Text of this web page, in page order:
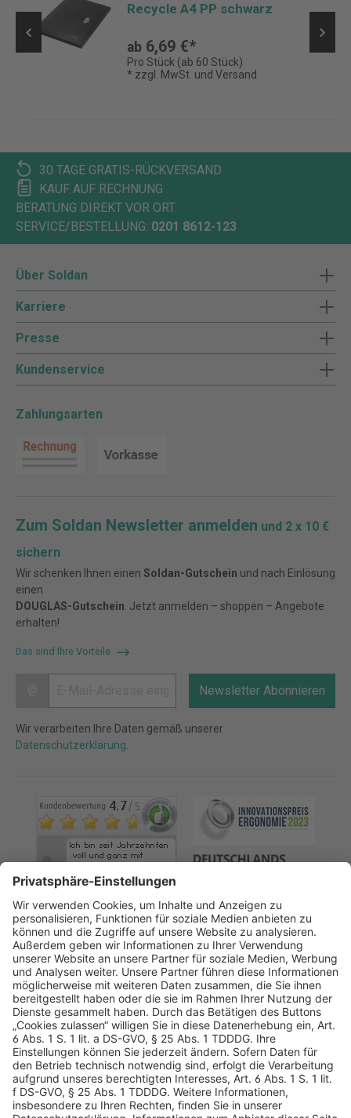
Recycle A4 PP schwarz
ab 6,69 €*
Pro Stück (ab 60 Stück)
* zzgl. MwSt. und Versand
30 TAGE GRATIS-RÜCKVERSAND
KAUF AUF RECHNUNG
BERATUNG DIREKT VOR ORT
SERVICE/BESTELLUNG: 0201 8612-123
Über Soldan
Karriere
Presse
Kundenservice
Zahlungsarten
Zum Soldan Newsletter anmelden und 2 x 10 €
sichern
Wir schenken Ihnen einen Soldan-Gutschein und nach Einlösung
einen
DOUGLAS-Gutschein . Jetzt anmelden – shoppen – Angebote
erhalten!
Das sind Ihre Vorteile
Newsletter Abonnieren
Wir verarbeiten Ihre Daten gemäß unserer
Datenschutzerklärung
AGB Datenschutz
Impressum
Sicherheitshinweis
Compliance